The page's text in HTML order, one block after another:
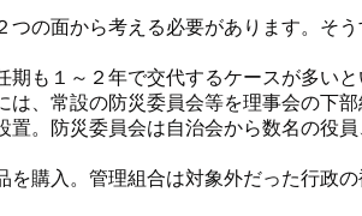
面から考える必要があります。そ
も１～２年で交代するケースが多いと
、常設の防災委員会等を理事会の下
。防災委員会は自治会から数名の役
購入。管理組合は対象外だった行政